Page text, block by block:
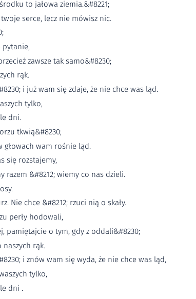
to jałowa ziemia.&#8221;
twoje serce, lecz nie mówisz nic.
pytanie,
zawsze tak samo&#8230;
rąk.
i już wam się zdaje, że nie chce was ląd.
tylko,
dni.
tkwią&#8230;
głowach wam rośnie ląd.
się rozstajemy,
razem &#8212; wiemy co nas dzieli.
Nie chce &#8212; rzuci nią o skały.
perły hodowali,
pamiętajcie o tym, gdy z oddali&#8230;
rąk.
i znów wam się wyda, że nie chce was ląd,
tylko,
dni .